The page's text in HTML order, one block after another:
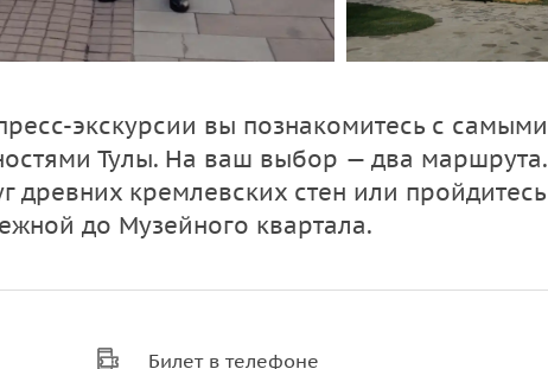
экскурсии вы познакомитесь с самыми
Тулы. На ваш выбор — два маршрута.
древних кремлевских стен или пройдитесь
до Музейного квартала.
Билет в телефоне